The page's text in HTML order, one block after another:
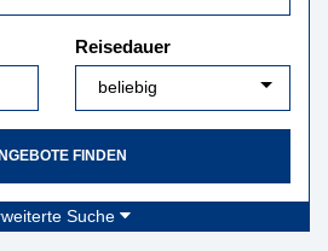
Reisedauer
FINDEN
Suche